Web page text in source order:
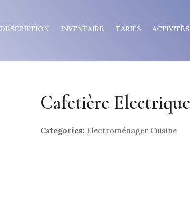
DESCRIPTION INVENTAIRE TARIFS ACTIVITÉS
Cafetière Electrique
Categories: Electroménager Cuisine